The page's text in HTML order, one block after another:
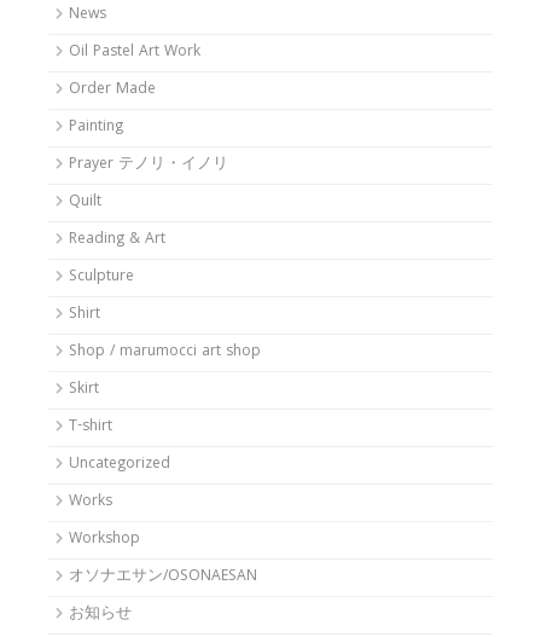
News
Oil Pastel Art Work
Order Made
Painting
Prayer テノリ・イノリ
Quilt
Reading & Art
Sculpture
Shirt
Shop / marumocci art shop
Skirt
T-shirt
Uncategorized
Works
Workshop
オソナエサン/OSONAESAN
お知らせ